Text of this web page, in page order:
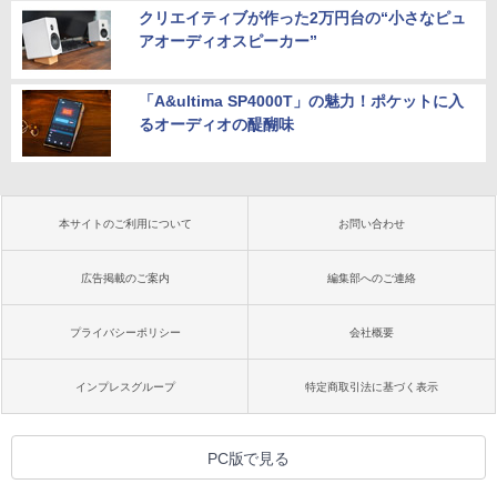
クリエイティブが作った2万円台の“小さなピュ
アオーディオスピーカー”
「A&ultima SP4000T」の魅力！ポケットに入
るオーディオの醍醐味
本サイトのご利用について お問い合わせ
広告掲載のご案内 編集部へのご連絡
プライバシーポリシー 会社概要
インプレスグループ 特定商取引法に基づく表示
PC版で見る